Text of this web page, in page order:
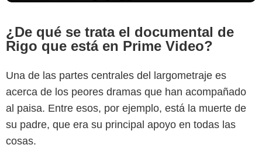
¿De qué se trata el documental de
Rigo que está en Prime Video?
Una de las partes centrales del largometraje es
acerca de los peores dramas que han acompañado
al paisa. Entre esos, por ejemplo, está la muerte de
su padre, que era su principal apoyo en todas las
cosas.